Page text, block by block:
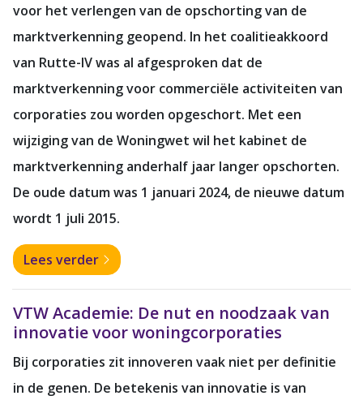
voor het verlengen van de opschorting van de
marktverkenning geopend. In het coalitieakkoord
van Rutte-IV was al afgesproken dat de
marktverkenning voor commerciële activiteiten van
corporaties zou worden opgeschort. Met een
wijziging van de Woningwet wil het kabinet de
marktverkenning anderhalf jaar langer opschorten.
De oude datum was 1 januari 2024, de nieuwe datum
wordt 1 juli 2015.
Lees verder
VTW Academie: De nut en noodzaak van
innovatie voor woningcorporaties
Bij corporaties zit innoveren vaak niet per definitie
in de genen. De betekenis van innovatie is van